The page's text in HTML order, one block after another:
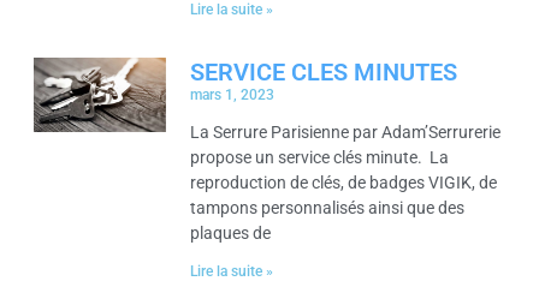
Lire la suite »
SERVICE CLES MINUTES
mars 1, 2023
La Serrure Parisienne par Adam’Serrurerie
propose un service clés minute. La
reproduction de clés, de badges VIGIK, de
tampons personnalisés ainsi que des
plaques de
Lire la suite »